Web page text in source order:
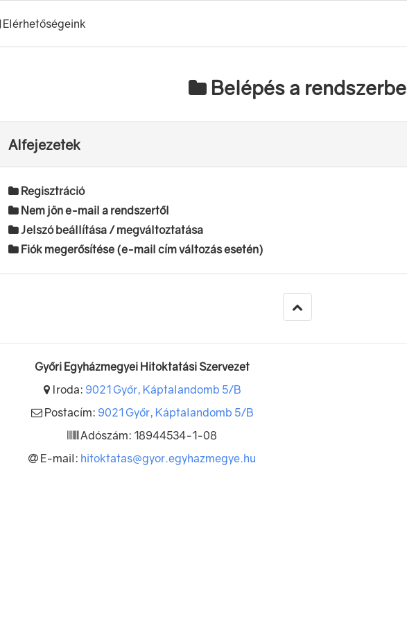
Elérhetőségeink
Belépés a rendszerbe
Alfejezetek
Regisztráció
Nem jön e-mail a rendszertől
Jelszó beállítása / megváltoztatása
Fiók megerősítése (e-mail cím változás esetén)
Győri Egyházmegyei Hitoktatási Szervezet
Iroda: 9021 Győr, Káptalandomb 5/B
Postacím: 9021 Győr, Káptalandomb 5/B
Adószám: 18944534-1-08
E-mail: hitoktatas@gyor.egyhazmegye.hu